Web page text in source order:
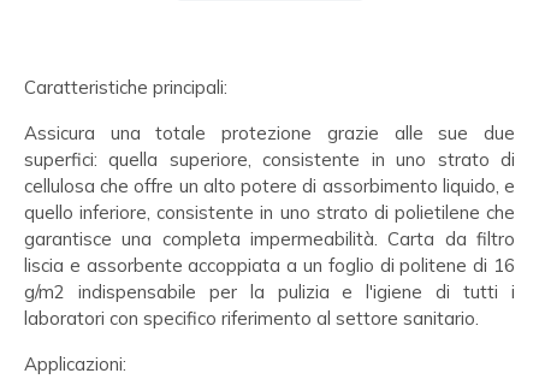
Caratteristiche principali:
Assicura una totale protezione grazie alle sue due
superfici: quella superiore, consistente in uno strato di
cellulosa che offre un alto potere di assorbimento liquido, e
quello inferiore, consistente in uno strato di polietilene che
garantisce una completa impermeabilità. Carta da filtro
liscia e assorbente accoppiata a un foglio di politene di 16
g/m2 indispensabile per la pulizia e l'igiene di tutti i
laboratori con specifico riferimento al settore sanitario.
Applicazioni: